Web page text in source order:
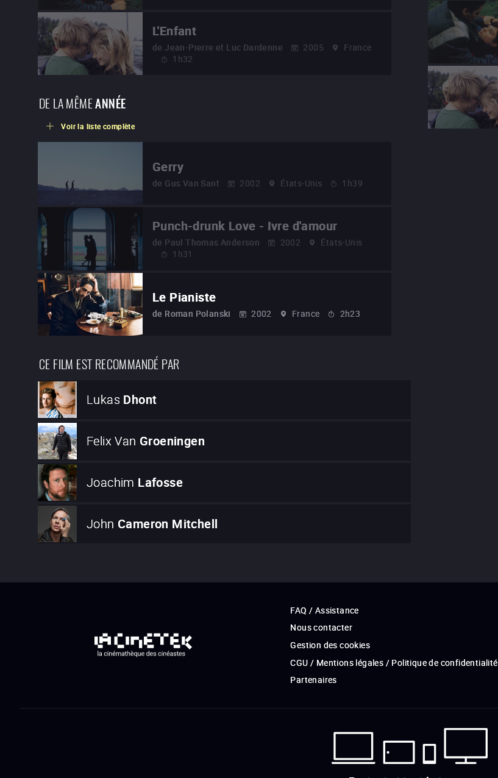
L'Enfant
de Jean-Pierre et Luc Dardenne 2005
France
1h32
DE LA MÊMEANNÉE
Voir la liste complète
Gerry
de Gus Van Sant 2002 États-Unis 1h39
Punch-drunk Love - Ivre d'amour
de Paul Thomas Anderson 2002
États-Unis
1h31
Le Pianiste
de Roman Polanski 2002 France 2h23
CE FILM EST RECOMMANDÉ PAR
Lukas Dhont
Felix Van Groeningen
Joachim Lafosse
John Cameron Mitchell
FAQ / Assistance
Nous contacter
Gestion des cookies
CGU / Mentions légales / Politique de confidentialité
Partenaires